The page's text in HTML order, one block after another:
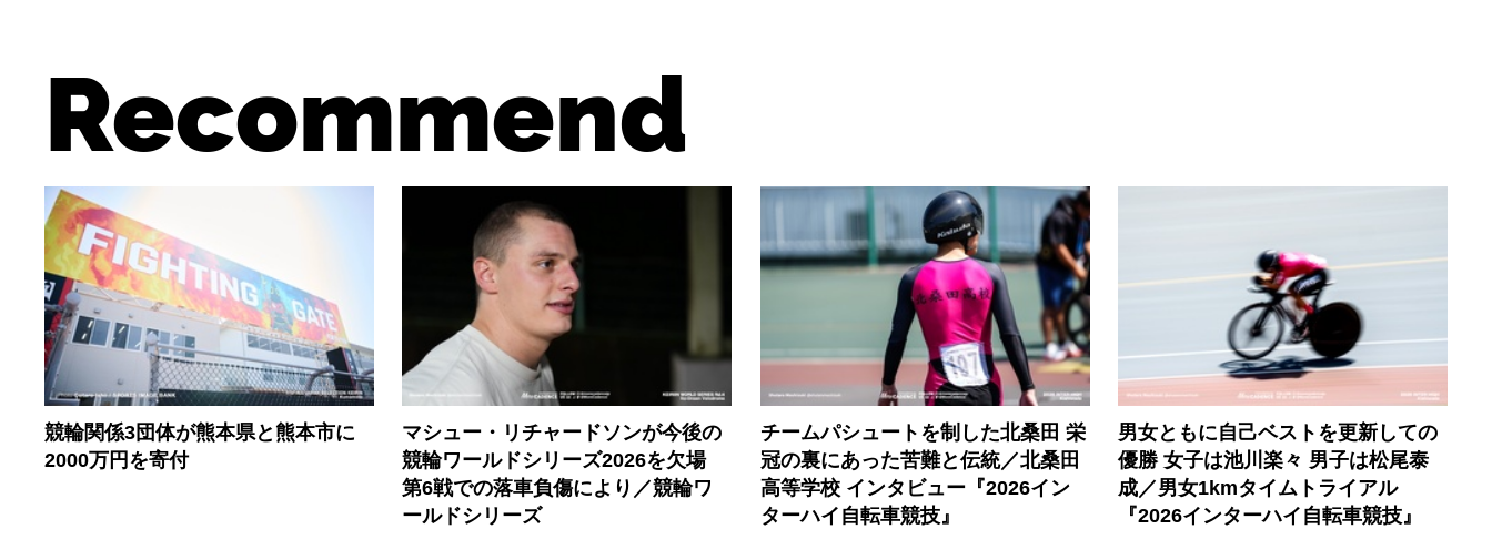
Recommend
競輪関係3団体が熊本県と熊本市に
2000万円を寄付
マシュー・リチャードソンが今後の
競輪ワールドシリーズ2026を欠場
第6戦での落車負傷により／競輪ワ
ールドシリーズ
チームパシュートを制した北桑田 栄
冠の裏にあった苦難と伝統／北桑田
高等学校 インタビュー『2026イン
ターハイ自転車競技』
男女ともに自己ベストを更新しての
優勝 女子は池川楽々 男子は松尾泰
成／男女1kmタイムトライアル
『2026インターハイ自転車競技』